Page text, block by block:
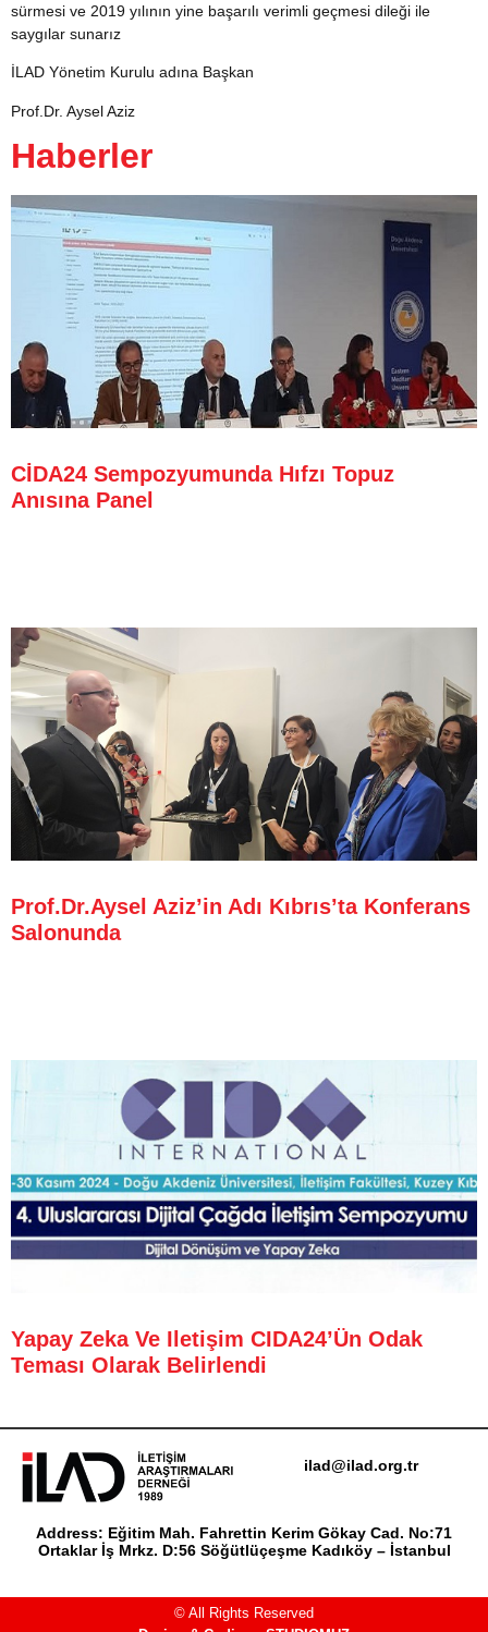
sürmesi ve 2019 yılının yine başarılı verimli geçmesi dileği ile
saygılar sunarız
İLAD Yönetim Kurulu adına Başkan
Prof.Dr. Aysel Aziz
Haberler
CİDA24 Sempozyumunda Hıfzı Topuz
Anısına Panel
Prof.Dr.Aysel Aziz’in Adı Kıbrıs’ta Konferans
Salonunda
Yapay Zeka Ve Iletişim CIDA24’ün Odak
Teması Olarak Belirlendi
ilad@ilad.org.tr
Address: Eğitim Mah. Fahrettin Kerim Gökay Cad. No:71
Ortaklar İş Mrkz. D:56 Söğütlüçeşme Kadıköy – İstanbul
© All Rights Reserved